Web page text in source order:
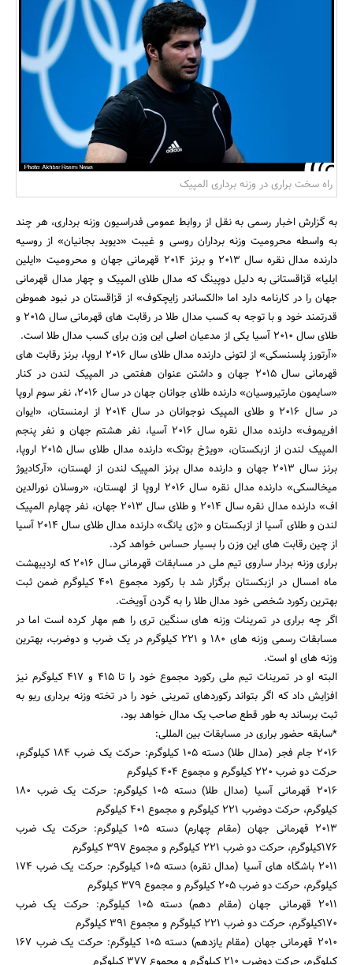
بانک، بیمه و سرمایه
مسکن و ساختمان
جستجو
راه سخت براری در وزنه برداری المپیک
به گزارش اخبار رسمی به نقل از روابط عمومی فدراسیون وزنه برداری، هر چند
به واسطه محرومیت وزنه برداران روسی و غیبت «دیوید بجانیان» از روسیه
دارنده مدال نقره سال 2013 و برنز 2014 قهرمانی جهان و محرومیت «ایلین
ایلیا» قزاقستانی به دلیل دوپینگ که مدال طلای المپیک و چهار مدال قهرمانی
جهان را در کارنامه دارد اما «الکساندر زایچکوف» از قزاقستان در نبود هموطن
قدرتمند خود و با توجه به کسب مدال طلا در رقابت های قهرمانی سال 2015 و
طلای سال 2010 آسیا یکی از مدعیان اصلی این وزن برای کسب مدال طلا است.
«آرتورز پلسنسکی» از لتونی دارنده مدال طلای سال 2016 اروپا، برنز رقابت های
قهرمانی سال 2015 جهان و داشتن عنوان هفتمی در المپیک لندن در کنار
«سایمون مارتیروسیان» دارنده طلای جوانان جهان در سال 2016، نفر سوم اروپا
در سال 2016 و طلای المپیک نوجوانان در سال 2014 از ارمنستان، «ایوان
افریموف» دارنده مدال نقره سال 2016 آسیا، نفر هشتم جهان و نفر پنجم
المپیک لندن از ازبکستان، «ویژخ بوتک» دارنده مدال طلای سال 2015 اروپا،
برنز سال 2013 جهان و دارنده مدال برنز المپیک لندن از لهستان، «آرکادیوژ
میخالسکی» دارنده مدال نقره سال 2016 اروپا از لهستان، «روسلان نورالدین
اف» دارنده مدال نقره سال 2014 و طلای سال 2013 جهان، نفر چهارم المپیک
لندن و طلای آسیا از ازبکستان و «ژی یانگ» دارنده مدال طلای سال 2014 آسیا
از چین رقابت های این وزن را بسیار حساس خواهد کرد.
براری وزنه بردار ساروی تیم ملی در مسابقات قهرمانی سال 2016 که اردیبهشت
ماه امسال در ازبکستان برگزار شد با رکورد مجموع 401 کیلوگرم ضمن ثبت
بهترین رکورد شخصی خود مدال طلا را به گردن آویخت.
اگر چه براری در تمرینات وزنه های سنگین تری را هم مهار کرده است اما در
مسابقات رسمی وزنه های 180 و 221 کیلوگرم در یک ضرب و دوضرب، بهترین
وزنه های او است.
البته او در تمرینات تیم ملی رکورد مجموع خود را تا 415 و 417 کیلوگرم نیز
افزایش داد که اگر بتواند رکوردهای تمرینی خود را در تخته وزنه برداری ریو به
ثبت برساند به طور قطع صاحب یک مدال خواهد بود.
*سابقه حضور براری در مسابقات بین المللی:
2016 جام فجر (مدال طلا) دسته 105 کیلوگرم: حرکت یک ضرب 184 کیلوگرم،
حرکت دو ضرب 220 کیلوگرم و مجموع 404 کیلوگرم
2016 قهرمانی آسیا (مدال طلا) دسته 105 کیلوگرم: حرکت یک ضرب 180
کیلوگرم، حرکت دوضرب 221 کیلوگرم و مجموع 401 کیلوگرم
2013 قهرمانی جهان (مقام چهارم) دسته 105 کیلوگرم: حرکت یک ضرب
176کیلوگرم، حرکت دو ضرب 221 کیلوگرم و مجموع 397 کیلوگرم
2011 باشگاه های آسیا (مدال نقره) دسته 105 کیلوگرم: حرکت یک ضرب 174
کیلوگرم، حرکت دو ضرب 205 کیلوگرم و مجموع 379 کیلوگرم
2011 قهرمانی جهان (مقام دهم) دسته 105 کیلوگرم: حرکت یک ضرب
170کیلوگرم، حرکت دو ضرب 221 کیلوگرم و مجموع 391 کیلوگرم
2010 قهرمانی جهان (مقام یازدهم) دسته 105 کیلوگرم: حرکت یک ضرب 167